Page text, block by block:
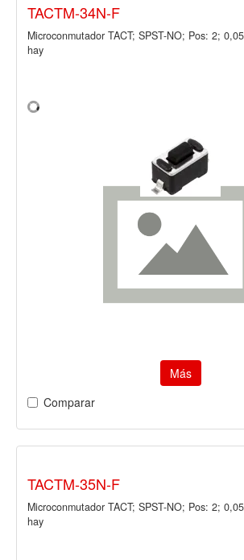
TACTM-34N-F
Microconmutador TACT; SPST-NO; Pos: 2;
hay
Más
Comparar
TACTM-35N-F
Microconmutador TACT; SPST-NO; Pos: 2;
hay